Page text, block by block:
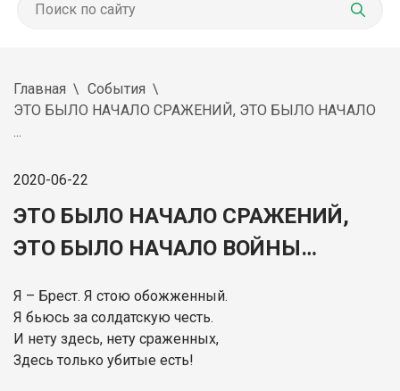
Главная
События
ЭТО БЫЛО НАЧАЛО СРАЖЕНИЙ, ЭТО БЫЛО НАЧАЛО
...
2020-06-22
ЭТО БЫЛО НАЧАЛО СРАЖЕНИЙ,
ЭТО БЫЛО НАЧАЛО ВОЙНЫ…
Я – Брест. Я стою обожженный.
Я бьюсь за солдатскую честь.
И нету здесь, нету сраженных,
Здесь только убитые есть!